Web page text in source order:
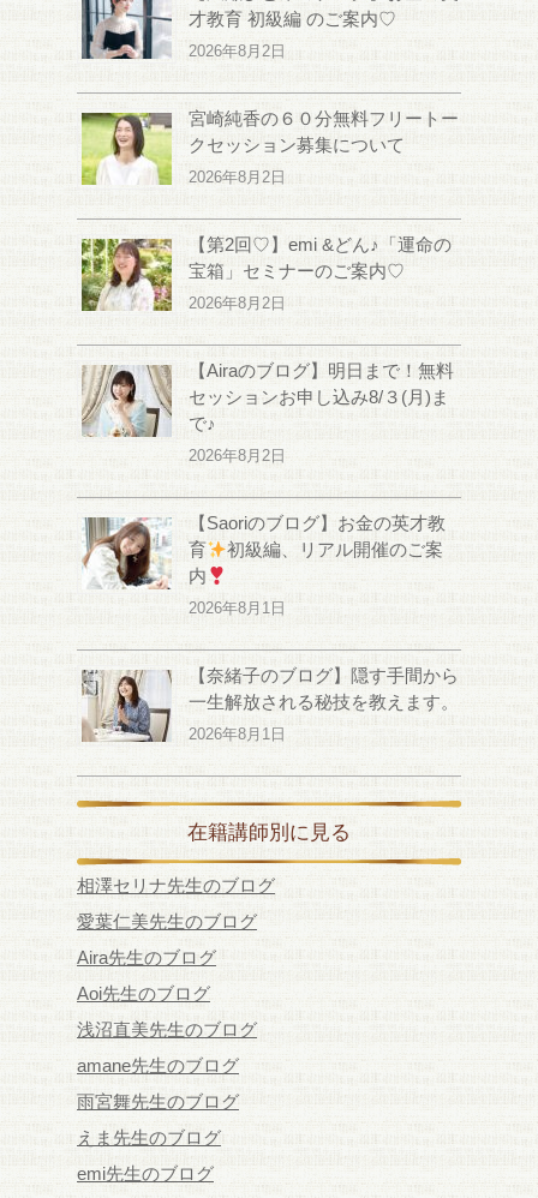
才教育 初級編 のご案内♡
2026年8月2日
宮崎純香の６０分無料フリートー
クセッション募集について
2026年8月2日
【第2回♡】emi &どん♪「運命の
宝箱」セミナーのご案内♡
2026年8月2日
【Airaのブログ】明日まで！無料
セッションお申し込み8/３(月)ま
で♪
2026年8月2日
【Saoriのブログ】お金の英才教
育
初級編、リアル開催のご案
内
2026年8月1日
【奈緒子のブログ】隠す手間から
一生解放される秘技を教えます。
2026年8月1日
在籍講師別に見る
相澤セリナ先生のブログ
愛葉仁美先生のブログ
Aira先生のブログ
Aoi先生のブログ
浅沼直美先生のブログ
amane先生のブログ
雨宮舞先生のブログ
えま先生のブログ
emi先生のブログ